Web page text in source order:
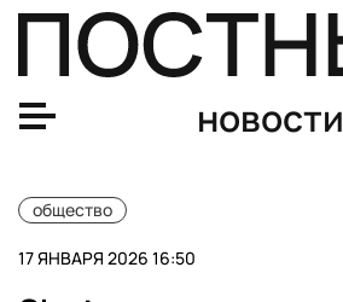
новости
общество
17 ЯНВАРЯ 2026 16:50
РКН опроверг слухи о новых